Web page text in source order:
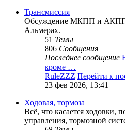
Трансмиссия
Обсуждение МКПП и АКПП,
Альмерах.
51 Темы
806 Сообщения
Последнее сообщение
кроме …
RuleZZZ Перейти к
23 фев 2026, 13:41
Ходовая, тормоза
Всё, что касается ходовки,
управления, тормозной